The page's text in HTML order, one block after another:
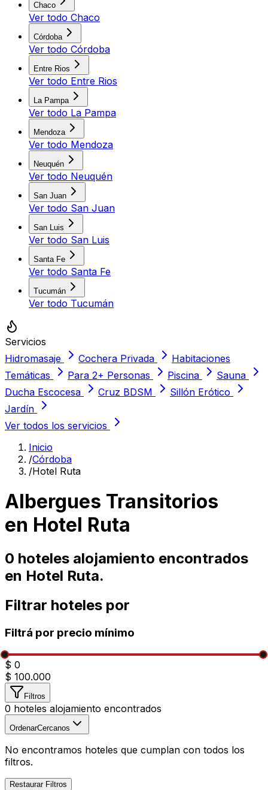
Chaco
Ver todo Chaco
Córdoba
Ver todo Córdoba
Entre Rios
Ver todo Entre Rios
La Pampa
Ver todo La Pampa
Mendoza
Ver todo Mendoza
Neuquén
Ver todo Neuquén
San Juan
Ver todo San Juan
San Luis
Ver todo San Luis
Santa Fe
Ver todo Santa Fe
Tucumán
Ver todo Tucumán
Servicios
Hidromasaje
Cochera Privada
Habitaciones
Temáticas
Para 2+ Personas Piscina
Sauna
Ducha Escocesa
Cruz BDSM
Sillón Erótico
Jardín
Ver todos los servicios
Inicio
/Córdoba
/Hotel Ruta
Albergues Transitorios
en Hotel Ruta
0 hoteles alojamiento encontrados
en Hotel Ruta.
Filtrar hoteles por
Filtrá por precio mínimo
$ 0
$ 100.000
Filtros
0 hoteles alojamiento encontrados
OrdenarCercanos
No encontramos hoteles que cumplan con todos los
filtros.
Restaurar Filtros